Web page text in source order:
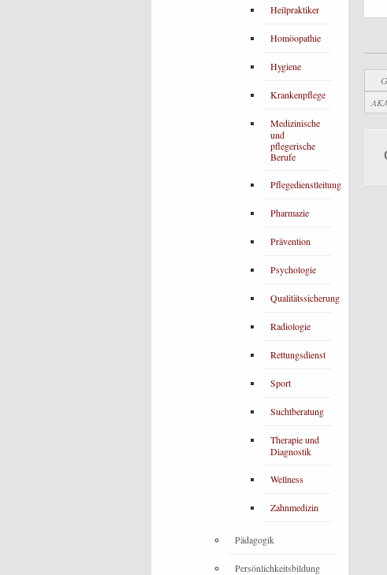
Heilpraktiker
Homöopathie
Hygiene
Krankenpflege
Medizinische
und
pflegerische
Berufe
Pflegedienstleitung
Pharmazie
Prävention
Psychologie
Qualitätssicherung
Radiologie
Rettungsdienst
Sport
Suchtberatung
Therapie und
Diagnostik
Wellness
Zahnmedizin
Pädagogik
Persönlichkeitsbildung